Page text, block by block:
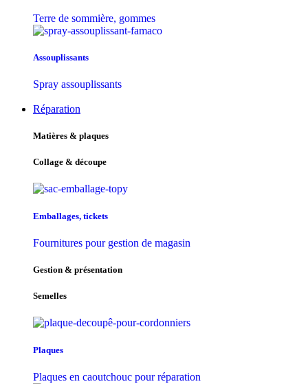
Terre de sommière, gommes
Assouplissants
Spray assouplissants
Réparation
Matières & plaques
Collage & découpe
Emballages, tickets
Fournitures pour gestion de magasin
Gestion & présentation
Semelles
Plaques
Plaques en caoutchouc pour réparation